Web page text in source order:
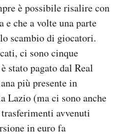
è possibile risalire con
e che a volte una parte
scambio di giocatori.
ci sono cinque
stato pagato dal Real
più presente in
Lazio (ma ci sono anche
avvenuti
in euro fa